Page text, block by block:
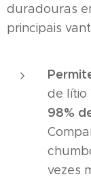
duradouras
principais
de lítio
98%
vezes